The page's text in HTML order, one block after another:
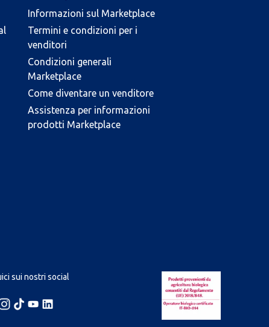
Informazioni sul Marketplace
Termini e condizioni per i
venditori
Condizioni generali
Marketplace
Come diventare un venditore
Assistenza per informazioni
prodotti Marketplace
sui nostri social